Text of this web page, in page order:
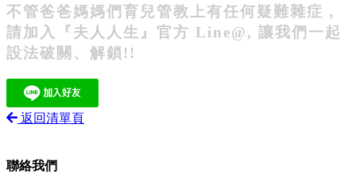
不管爸爸媽媽們育兒管教上有任何疑難雜症，
請加入『夫人人生』官方 Line@, 讓我們一起
設法破關、解鎖!!
返回清單頁
聯絡我們